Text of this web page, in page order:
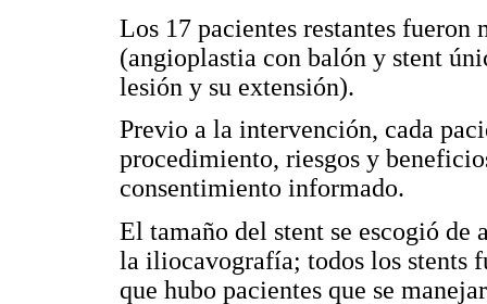
Los 17 pacientes restantes fueron
(angioplastia con balón y stent
lesión y su extensión).
Previo a la intervención, cada
procedimiento, riesgos y
consentimiento informado.
El tamaño del stent se escogió de
la iliocavografía; todos los stents
que hubo pacientes que se